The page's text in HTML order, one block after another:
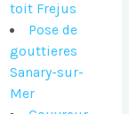
toit Frejus
Pose de
gouttieres
Sanary-sur-
Mer